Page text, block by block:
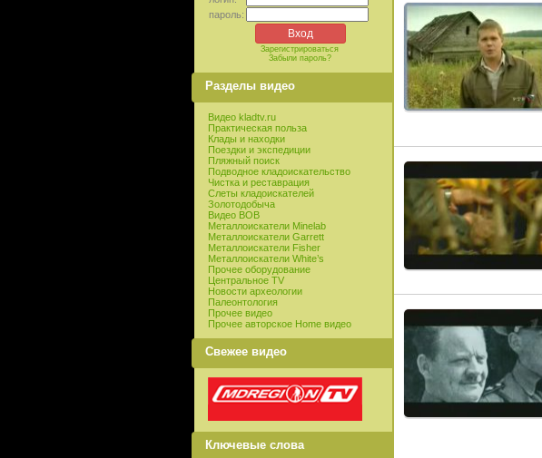
пароль:
Зарегистрироваться
Забыли пароль?
Разделы видео
Видео kladtv.ru
Практическая польза
Клады и находки
Поездки и экспедиции
Пляжный поиск
Подводное кладоискательство
Чистка и реставрация
Слеты кладоискателей
Золотодобыча
Видео ВОВ
Металлоискатели Minelab
Металлоискатели Garrett
Металлоискатели Fisher
Металлоискатели White’s
Прочее оборудование
Центральное TV
Новости археологии
Палеонтология
Прочее видео
Прочее авторское Home видео
Свежее видео
Ключевые слова